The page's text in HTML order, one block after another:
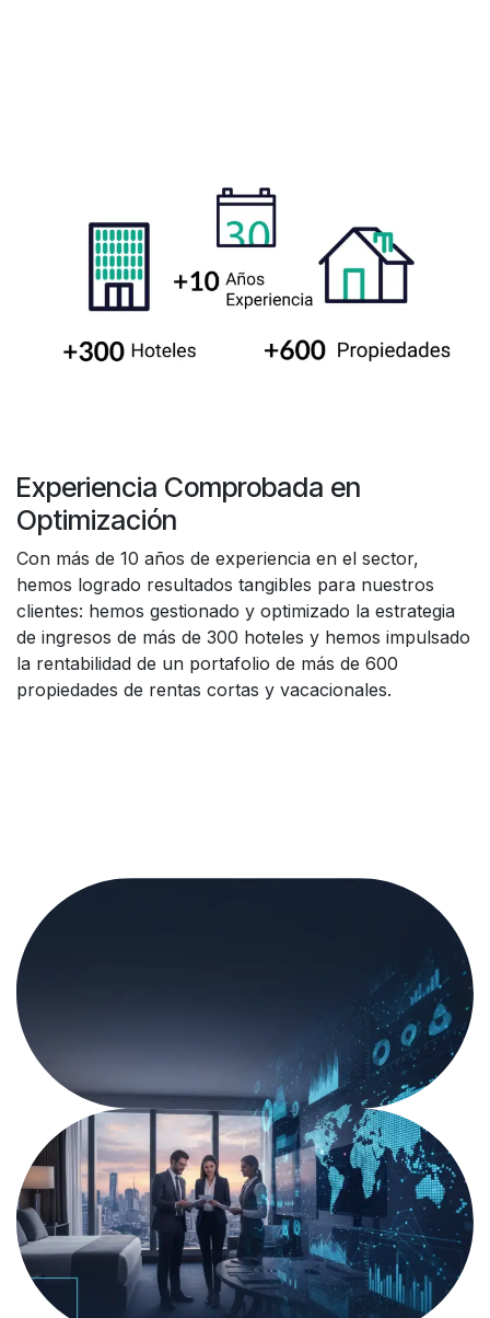
Experiencia Comprobada en
Optimización
Con más de 10 años de experiencia en el sector,
hemos logrado resultados tangibles para nuestros
clientes: hemos gestionado y optimizado la estrategia
de ingresos de más de 300 hoteles y hemos impulsado
la rentabilidad de un portafolio de más de 600
propiedades de rentas cortas y vacacionales.